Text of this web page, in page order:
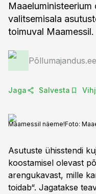
valitsemisala
toimuval Maamessil.
Põllumajandus.ee
Jaga Salvesta
Maamessil näeme!Foto:
Asutuste ühisstendi
koostamisel olevast
arengukavast, mille
toidab“. Jagatakse